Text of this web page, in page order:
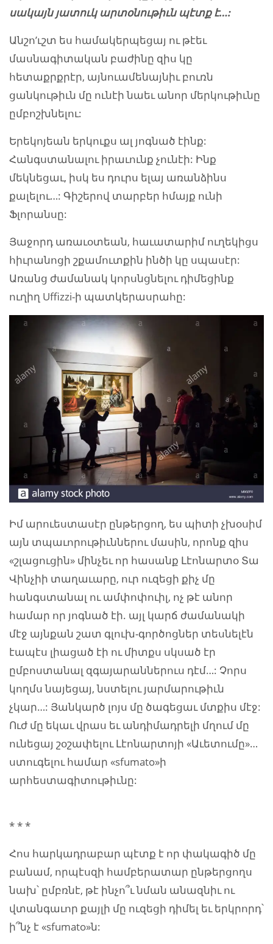
սակայն յատուկ արտօնութիւն պէտք է…:
Անշո’ւշտ ես համակերպեցայ ու թէեւ
մասնագիտական բաժինը զիս կը
հետաքրքրէր, այնուամենայնիւ բուռն
ցանկութիւն մը ունէի նաեւ անոր մերկութիւնը
ըմբոշխնելու:
Երեկոյեան երկուքս ալ յոգնած էինք:
Հանգստանալու իրաւունք չունէի: Ինք
մեկնեցաւ, իսկ ես դուրս ելայ առանձինս
քալելու…: Գիշերով տարբեր հմայք ունի
Ֆլորանսը:
Յաջորդ առաւօտեան, հաւատարիմ ուղեկիցս
հիւրանոցի շքամուտքին ինծի կը սպասէր:
Առանց ժամանակ կորսնցնելու դիմեցինք
ուղիղ Uffizzi-ի պատկերասրահը:
Իմ արուեստասէր ընթերցող, ես պիտի չխօսիմ
այն տպաւորութիւններու մասին, որոնք զիս
«շլացուցին» մինչեւ որ հասանք Լէոնարտօ Տա
Վինչիի տաղաւարը, ուր ուզեցի քիչ մը
հանգստանալ ու ամփոփուիլ, ոչ թէ անոր
համար որ յոգնած էի. այլ կարճ ժամանակի
մէջ այնքան շատ գլուխ-գործոցներ տեսնելէն
էապէս լիացած էի ու միտքս սկսած էր
ըմբոստանալ զգայարաններուս դէմ…: Չորս
կողմս նայեցայ, նստելու յարմարութիւն
չկար…: Յանկարծ լոյս մը ծագեցաւ մտքիս մէջ:
Ուժ մը եկաւ վրաս եւ անդիմադրելի մղում մը
ունեցայ շօշափելու Լէոնարտոյի «Աւետումը»…
ստուգելու համար «sfumato»ի
արհեստագիտութիւնը:
* * *
Հոս հարկադրաբար պէտք է որ փակագիծ մը
բանամ, որպէսզի համբերատար ընթերցողս
նախ՝ ըմբռնէ, թէ ինչո՞ւ նման անազնիւ ու
վտանգաւոր քայլի մը ուզեցի դիմել եւ երկրորդ՝
ի՞նչ է «sfumato»ն: